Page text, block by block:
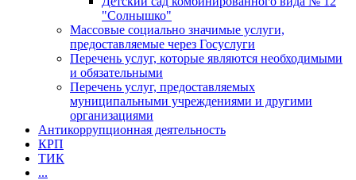
"Солнышко"
Массовые социально значимые услуги,
предоставляемые через Госуслуги
Перечень услуг, которые являются необходимыми
и обязательными
Перечень услуг, предоставляемых
муниципальными учреждениями и другими
организациями
Антикоррупционная деятельность
КРП
ТИК
...